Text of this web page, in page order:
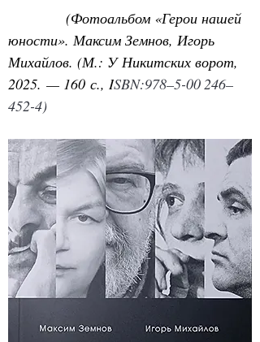
(Фотоальбом «Герои нашей
юности». Максим Земнов, Игорь
Михайлов. (М.: У Никитских ворот,
2025. — 160 с., ISBN:978–5-00 246–
452-4)